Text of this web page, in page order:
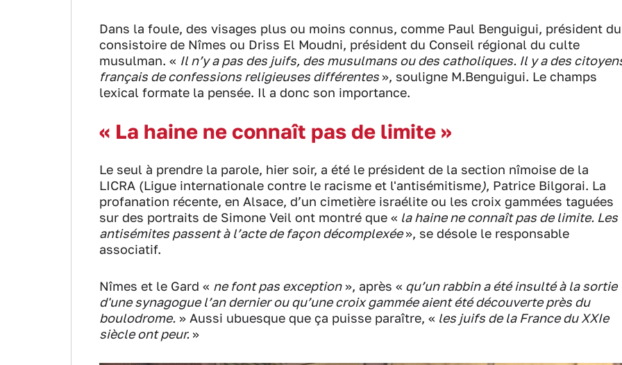
Dans la foule, des visages plus ou moins connus, comme Paul Benguigui, président du
consistoire de Nîmes ou Driss El Moudni, président du Conseil régional du culte
musulman. « Il n’y a pas des juifs, des musulmans ou des catholiques. Il y a des
français de confessions religieuses différentes », souligne M.Benguigui. Le champs
lexical formate la pensée. Il a donc son importance.
« La haine ne connaît pas de limite »
Le seul à prendre la parole, hier soir, a été le président de la section nîmoise de la
LICRA (Ligue internationale contre le racisme et l'antisémitisme), Patrice Bilgorai. La
profanation récente, en Alsace, d’un cimetière israélite ou les croix gammées taguées
sur des portraits de Simone Veil ont montré que « la haine ne connaît pas de limite. Les
antisémites passent à l’acte de façon décomplexée», se désole le responsable
associatif.
Nîmes et le Gard « ne font pas exception», après « qu’un rabbin a été insulté à la sortie
d'une synagogue l’an dernier ou qu’une croix gammée aient été découverte près du
boulodrome. » Aussi ubuesque que ça puisse paraître, « les juifs de la France du XXIe
siècle ont peur. »